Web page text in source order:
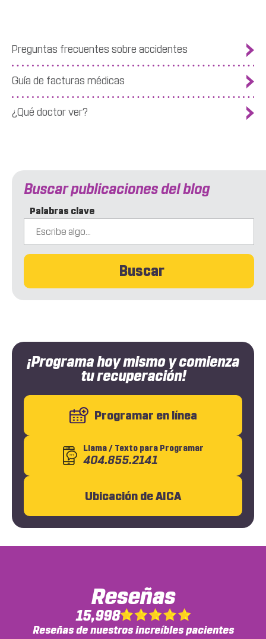
Preguntas frecuentes sobre accidentes
Guía de facturas médicas
¿Qué doctor ver?
¡Programa hoy mismo y comienza
tu recuperación!
Programar en línea
Llama/ Textopara Programar
404.855.2141
Ubicación de AICA
Buscar publicaciones del blog
Palabras clave
Buscar
Reseñas
15,998
Reseñas de nuestros increíbles pacientes